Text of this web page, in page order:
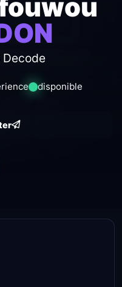
Decode
disponible